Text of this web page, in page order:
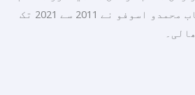
کیا ہے۔ عزت مآب جناب محمدو اسوفو نے 2011 سے 2021 تک